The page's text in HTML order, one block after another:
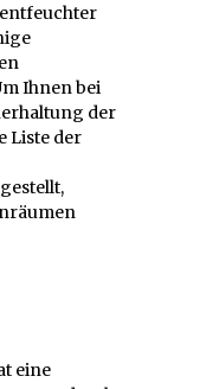
Ihnen bei
der
Liste der
eine